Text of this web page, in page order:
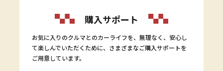
購入サポート
お気に入りのクルマとのカーライフを、無理なく、安心し
て楽しんでいただくために、さまざまなご購入サポートを
ご用意しています。